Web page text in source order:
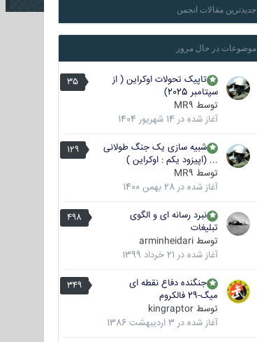
جدیدترین مقالات انجمن
موضوعات در حال مرور
35
تاپیک تحولات اوکراین ( از
سپتامبر 2025)
توسط MR9
آغاز شده در 14 شهریور 1404
129
شبیه سازی یک جنگ طولانی
... (اپیزود یکم : اوکراین )
توسط MR9
آغاز شده در 28 بهمن 1400
498
نبرد رسانه ای و الگوی
تبلیغات
توسط arminheidari
آغاز شده در 21 خرداد 1399
349
جنگنده دفاع نقطه ای
میگ-29 فالکروم
توسط kingraptor
آغاز شده در 3 اردیبهشت 1386